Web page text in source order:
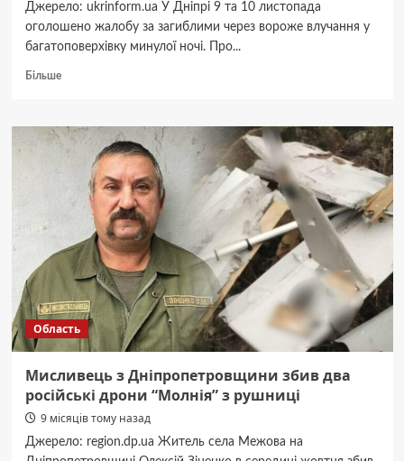
Джерело: ukrinform.ua У Дніпрі 9 та 10 листопада
оголошено жалобу за загиблими через вороже влучання у
багатоповерхівку минулої ночі. Про...
БільшеДокладніше
Дніпрі
10
листопада
оголосили
жалобу
за
загиблими
Область
Мисливець з Дніпропетровщини збив два
російські дрони “Молнія” з рушниці
9 місяців тому назад
Джерело: region.dp.ua Житель села Межова на